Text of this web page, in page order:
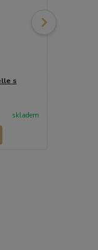
s
skladem